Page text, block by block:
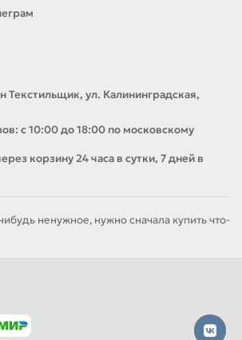
Текстильщик, ул. Калининградская,
с 10:00 до 18:00 по московскому
корзину 24 часа в сутки, 7 дней в
ненужное, нужно сначала купить что-